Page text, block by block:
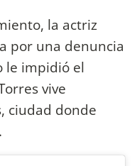
la actriz
por una denuncia
le impidió el
vive
ciudad donde